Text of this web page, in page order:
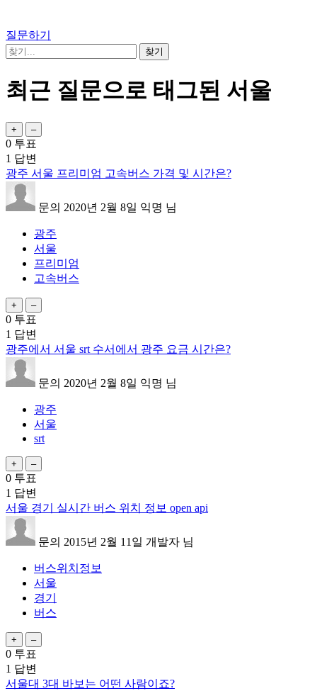
질문하기
최근 질문으로 태그된 서울
0 투표
1 답변
광주 서울 프리미엄 고속버스 가격 및 시간은?
문의 2020년 2월 8일 익명 님
광주
서울
프리미엄
고속버스
0 투표
1 답변
광주에서 서울 srt 수서에서 광주 요금 시간은?
문의 2020년 2월 8일 익명 님
광주
서울
srt
0 투표
1 답변
서울 경기 실시간 버스 위치 정보 open api
문의 2015년 2월 11일 개발자 님
버스위치정보
서울
경기
버스
0 투표
1 답변
서울대 3대 바보는 어떤 사람이죠?